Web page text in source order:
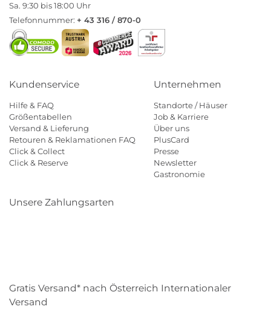
Sa. 9:30 bis 18:00 Uhr
Telefonnummer: + 43 316 / 870-0
Kundenservice
Hilfe & FAQ
Größentabellen
Versand & Lieferung
Retouren & Reklamationen FAQ
Click & Collect
Click & Reserve
Unternehmen
Standorte / Häuser
Job & Karriere
Über uns
PlusCard
Presse
Newsletter
Gastronomie
Unsere Zahlungsarten
Gratis Versand* nach Österreich Internationaler
Versand